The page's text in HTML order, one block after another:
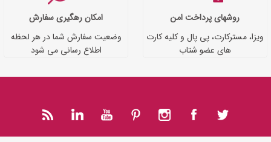
روشهای پرداخت امن
ویزا، مسترکارت، پی پال و کلیه کارت
های عضو شتاب
امکان رهگیری سفارش
وضعیت سفارش شما در هر لحظه
اطلاع رسانی می شود